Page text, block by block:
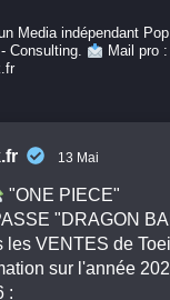
Media indépendant Pop
Consulting.
Mail pro :
13 Mai
"ONE PIECE"
"DRAGON
les VENTES de Toei
sur l'année
: